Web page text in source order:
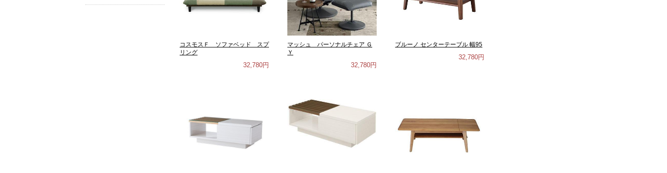
コスモスＦ ソファベッド スプ
リング
32,780円
マッシュ パーソナルチェア Ｇ
Ｙ
32,780円
ブルーノ センターテーブル 幅95
32,780円